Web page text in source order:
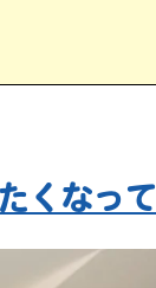
くなって